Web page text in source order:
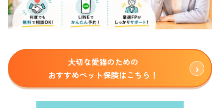
大切な愛猫のための
おすすめペット保険はこちら！